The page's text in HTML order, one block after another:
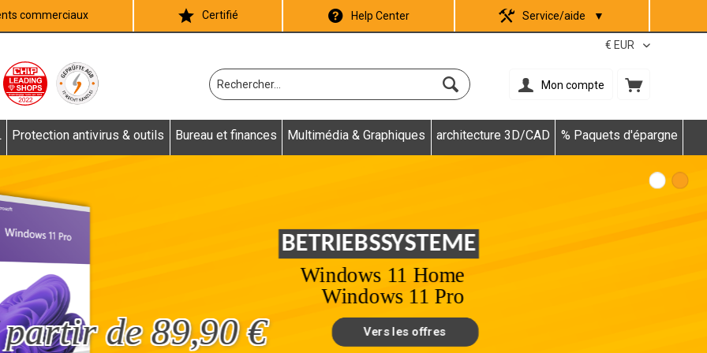
commerciaux Certifié Help Center Service/aide ▼
Mon compte
Protection antivirus & outils Bureau et finances Multimédia & Graphiques architecture 3D/CAD % Paquets d'épargne
à partir de 89,90 €
MICROSOFT OFFICE